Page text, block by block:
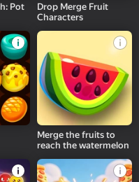
Pot
Drop Merge Fruit
Characters
Merge the fruits to
reach the watermelon